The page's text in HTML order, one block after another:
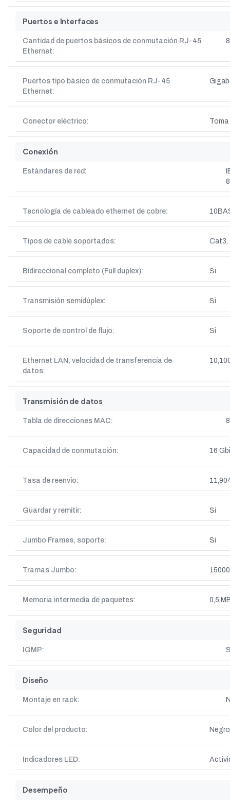
Puertos e Interfaces
Cantidad de puertos básicos de conmutación RJ-45
Ethernet:
8
Puertos tipo básico de conmutación RJ-45
Ethernet:
Conector eléctrico:
Conexión
Estándares de red:
Tecnología de cableado ethernet de cobre:
Tipos de cable soportados: Cat3,
Bidireccional completo (Full duplex): Si
Transmisión semidúplex: Si
Soporte de control de flujo: Si
Ethernet LAN, velocidad de transferencia de
datos:
Transmisión de datos
Tabla de direcciones MAC:
Capacidad de conmutación: 16
Tasa de reenvío:
Guardar y remitir: Si
Jumbo Frames, soporte: Si
Tramas Jumbo: 15000
Memoria intermedia de paquetes: 0,5
Seguridad
IGMP:
Diseño
Montaje en rack:
Color del producto: Negro
Indicadores LED:
Desempeño